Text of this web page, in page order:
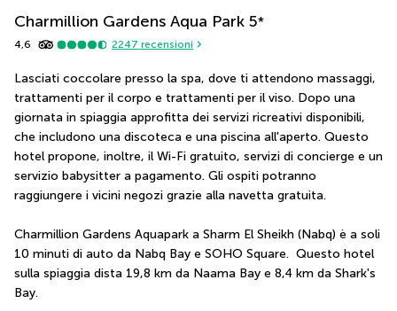
Charmillion Gardens Aqua Park 5*
4,6 2247 recensioni
Lasciati coccolare presso la spa, dove ti attendono massaggi,
trattamenti per il corpo e trattamenti per il viso. Dopo una
giornata in spiaggia approfitta dei servizi ricreativi disponibili,
che includono una discoteca e una piscina all'aperto. Questo
hotel propone, inoltre, il Wi-Fi gratuito, servizi di concierge e un
servizio babysitter a pagamento. Gli ospiti potranno
raggiungere i vicini negozi grazie alla navetta gratuita.
Charmillion Gardens Aquapark a Sharm El Sheikh (Nabq) è a soli
10 minuti di auto da Nabq Bay e SOHO Square.  Questo hotel
sulla spiaggia dista 19,8 km da Naama Bay e 8,4 km da Shark's
Bay.